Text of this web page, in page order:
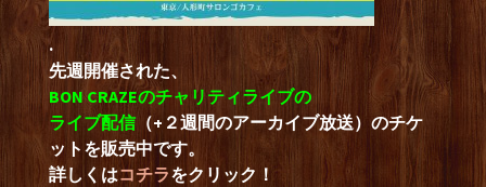
.
先週開催された、
BON CRAZEのチャリティライブの
ライブ配信（+２週間のアーカイブ放送）のチケ
ットを販売中です。
詳しくはコチラをクリック！